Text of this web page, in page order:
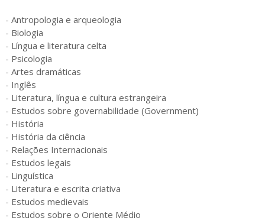
- Antropologia e arqueologia
- Biologia
- Língua e literatura celta
- Psicologia
- Artes dramáticas
- Inglês
- Literatura, língua e cultura estrangeira
- Estudos sobre governabilidade (Government)
- História
- História da ciência
- Relações Internacionais
- Estudos legais
- Linguística
- Literatura e escrita criativa
- Estudos medievais
- Estudos sobre o Oriente Médio